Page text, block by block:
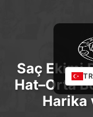
TR
Saç Ekimi
Hat–Orta
Harika